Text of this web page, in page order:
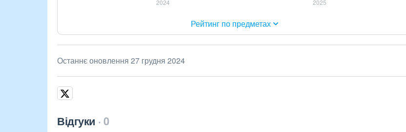
Рейтинг по предметах
Останнє оновлення 27 грудня 2024
Відгуки 0